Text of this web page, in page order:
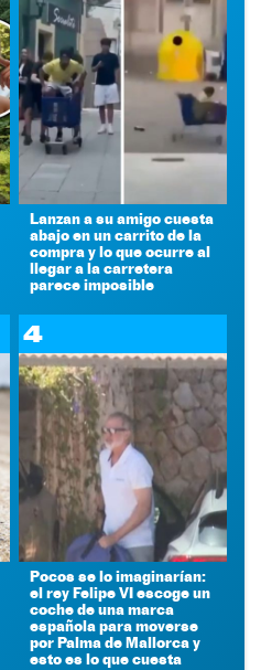
Lanzan a su amigo cuesta
abajo en un carrito de la
compra y lo que ocurre al
llegar a la carretera
parece imposible
4
Pocos se lo imaginarían:
el rey Felipe VI escoge un
coche de una marca
española para moverse
por Palma de Mallorca y
esto es lo que cuesta